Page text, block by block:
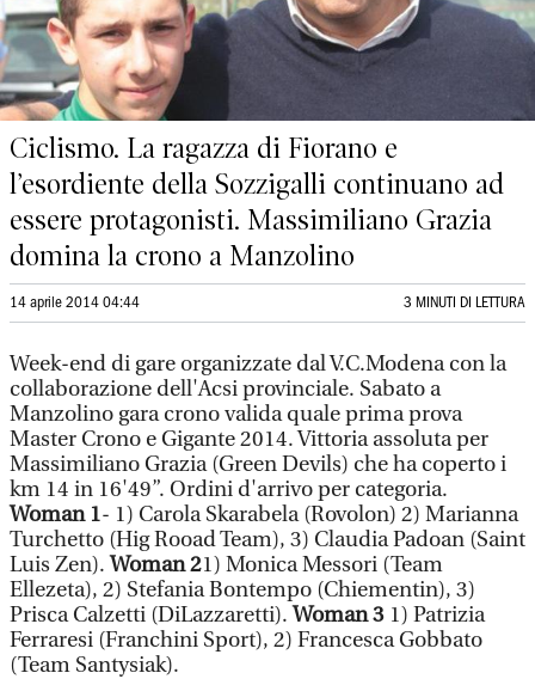
Ciclismo. La ragazza di Fiorano e
l’esordiente della Sozzigalli continuano ad
essere protagonisti. Massimiliano Grazia
domina la crono a Manzolino
14 aprile 2014 04:44 3 MINUTI DI LETTURA
Week-end di gare organizzate dal V.C.Modena con la
collaborazione dell'Acsi provinciale. Sabato a
Manzolino gara crono valida quale prima prova
Master Crono e Gigante 2014. Vittoria assoluta per
Massimiliano Grazia (Green Devils) che ha coperto i
km 14 in 16'49”. Ordini d'arrivo per categoria.
Woman 1- 1) Carola Skarabela (Rovolon) 2) Marianna
Turchetto (Hig Rooad Team), 3) Claudia Padoan (Saint
Luis Zen).Woman 21) Monica Messori (Team
Ellezeta), 2) Stefania Bontempo (Chiementin), 3)
Prisca Calzetti (DiLazzaretti).Woman 3 1) Patrizia
Ferraresi (Franchini Sport), 2) Francesca Gobbato
(Team Santysiak).